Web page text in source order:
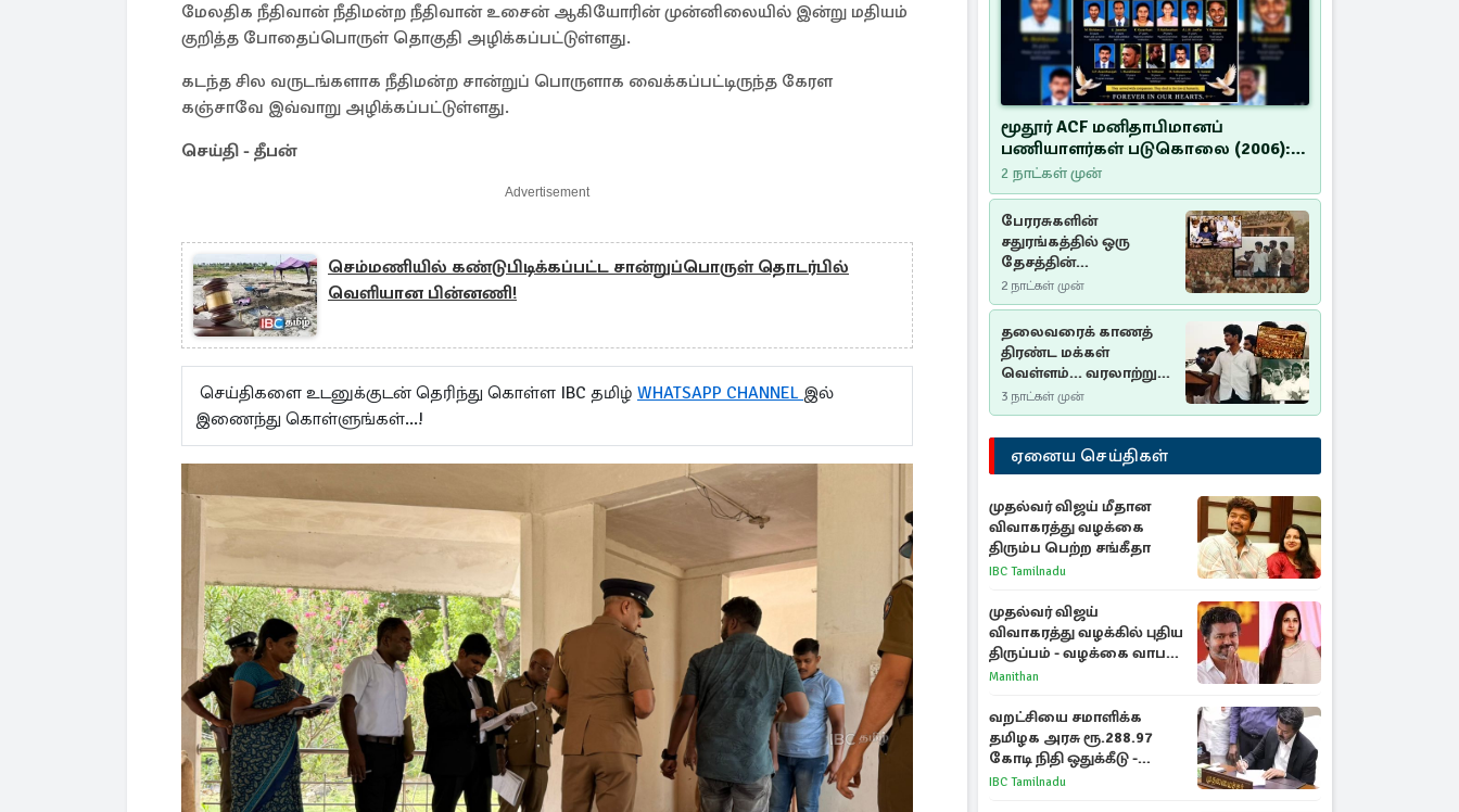
மேலதிக நீதிவான் நீதிமன்ற நீதிவான் உசைன் ஆகியோரின் முன்னிலையில் இன்று மதியம்
குறித்த போதைப்பொருள் தொகுதி அழிக்கப்பட்டுள்ளது.
கடந்த சில வருடங்களாக நீதிமன்ற சான்றுப் பொருளாக வைக்கப்பட்டிருந்த கேரள
கஞ்சாவே இவ்வாறு அழிக்கப்பட்டுள்ளது.
செய்தி - தீபன்
Advertisement
செம்மணியில் கண்டுபிடிக்கப்பட்ட சான்றுப்பொருள் தொடர்பில்
வெளியான பின்னணி!
செய்திகளை உடனுக்குடன் தெரிந்து கொள்ள IBC தமிழ் WHATSAPP CHANNEL இல்
இணைந்து கொள்ளுங்கள்...!
மூதூர் ACF மனிதாபிமானப்
பணியாளர்கள் படுகொலை (2006):
20 ஆண்டுகளாகியும் நீதி
மறுக்கப்பட்ட மனிதாபிமானப்
பேரவலம்
2 நாட்கள் முன்
பேரரசுகளின்
சதுரங்கத்தில் ஒரு
தேசத்தின்
தீர்க்கதரிசனம் :
சுதுமலை பிரகடனம்
ஒரு வரலாற்றுப் பாடம்
2 நாட்கள் முன்
தலைவரைக் காணத்
திரண்ட மக்கள்
வெள்ளம்... வரலாற்றுச்
சிறப்புமிக்க சுதுமலைப்
பிரகடனம்…
3 நாட்கள் முன்
ஏனைய செய்திகள்
முதல்வர் விஜய் மீதான
விவாகரத்து வழக்கை
திரும்ப பெற்ற சங்கீதா
IBC Tamilnadu
முதல்வர் விஜய்
விவாகரத்து வழக்கில் புதிய
திருப்பம் - வழக்கை வாபஸ்
பெற்ற சங்கீதா!
Manithan
வறட்சியை சமாளிக்க
தமிழக அரசு ரூ.288.97
கோடி நிதி ஒதுக்கீடு -
வெளியான அரசாணை
IBC Tamilnadu